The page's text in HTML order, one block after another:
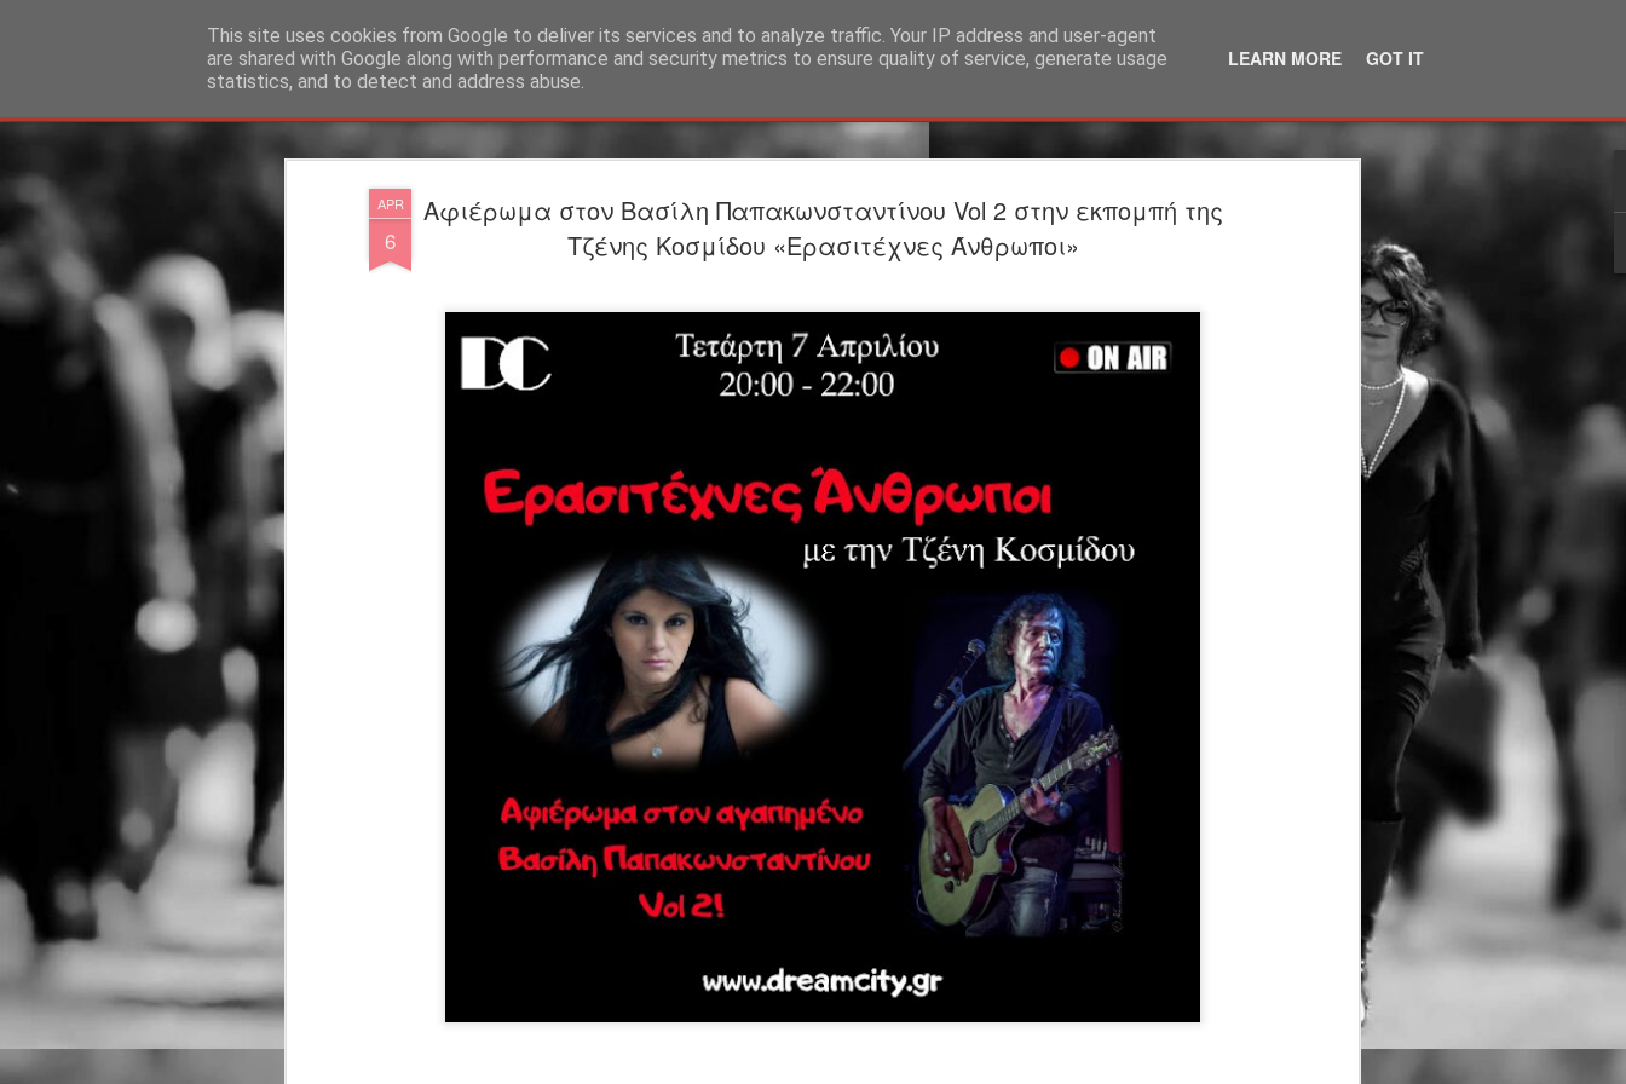
APR
6
Αφιέρωμα στον Βασίλη Παπακωνσταντίνου Vol 2 στην εκπομπή της
Τζένης Κοσμίδου «Ερασιτέχνες Άνθρωποι»
This site uses cookies from Google to deliver its services and to analyze traffic. Your IP address and user-agent
are shared with Google along with performance and security metrics to ensure quality of service, generate usage
statistics, and to detect and address abuse.
LEARN MORE GOT IT
"Ερασιτέχνες Άνθρωποι"
24
Προαναγγελία | 3ος χρόνος |
ΤΟ ΥΠΟΓΕΙΟ | θέατρο
Σκηνοθεσία-Ερμηνεία: Στέργιος Ιωάννου
ΕΡΜΗΝΕΥΟΥΝ Άνθρωπος του Υπογείου: Στέργιος Ιωάννου
Λίζα: Βασιλίνα Κατερίνη
Φωτισμοί: Στέργιος Ιωάννου Σκηνικά - Κοστούμια: Δρώμενων
Θέασις Βοηθός σκηνοθέτη: Φωτεινή Γαλάνη Βίντεο-
Φωτογραφίες: Γιώργος Βούλγαρης
Τα τραγούδια της παράστασης ερμηνεύει η Ρηνιώ Κουρδάκη
Επικοινωνία: Άντζυ Νομικού (angienomikou@gmail.com
ΠΡΟΣΒΑΣΗ Σταθμός Μετρό Κεραμεικός
ΠΑΡΑΣΤΑΣΕΙΣ Πρεμιέρα 6 Οκτωβρίου 2026 κάθε Τρίτη στις
21:00 & Τετάρτη στις 18:00
ΔΙΑΡΚΕΙΑ 75' (χωρίς διάλειμμα)
ΤΙΜΕΣ ΕΙΣΙΤΗΡΙΩΝ 16€ Κανονικό 13€ Φοιτητικό/ΑμεΑ/άνω των
65/εκπαιδευτικοί/ανέργων(υποδεικνύοντας στο ταμία την
ταυτότητα ανεργίας) 8€ Ατέλειες 12€ Ειδική προσφορά για
παρέα από 7 ατόμων και άνω
Προπώληση εισιτηρίων : https://www.ticketservices.g